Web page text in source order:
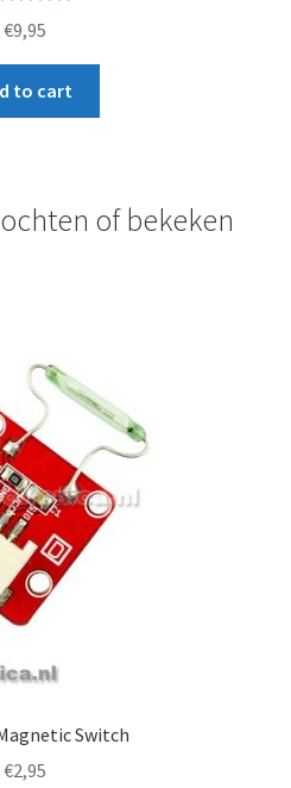
out
of 5
€9,95
to cart
of bekeken
Switch
€2,95